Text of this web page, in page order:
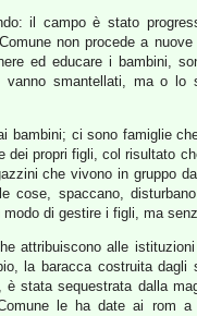
il campo è stato
non procede a
ed educare i bambini,
smantellati, ma o lo
bambini; ci sono famiglie
propri figli, col risultato
che vivono in gruppo
cose, spaccano,
di gestire i figli, ma
attribuiscono alle
la baracca costruita
stata sequestrata dalla
le ha date ai rom